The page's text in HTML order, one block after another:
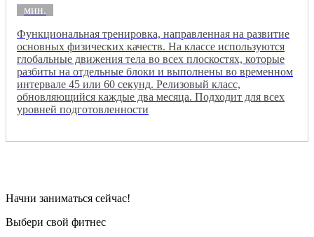
мин.
Функциональная тренировка, направленная на развитие
основных физических качеств. На классе используются
глобальные движения тела во всех плоскостях, которые
разбиты на отдельные блоки и выполнены во временном
интервале 45 или 60 секунд. Релизовый класс,
обновляющийся каждые два месяца. Подходит для всех
уровней подготовленности
Начни заниматься сейчас!
Выбери свой фитнес